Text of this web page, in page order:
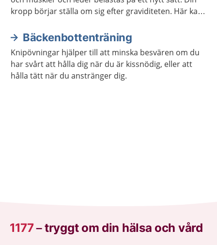
kropp börjar ställa om sig efter graviditeten. Här kan
att du har fött barn.
Bäckenbottenträning
Knipövningar hjälper till att minska besvären om du
har svårt att hålla dig när du är kissnödig, eller att
hålla tätt när du anstränger dig.
1177–tryggt om din hälsa och vård